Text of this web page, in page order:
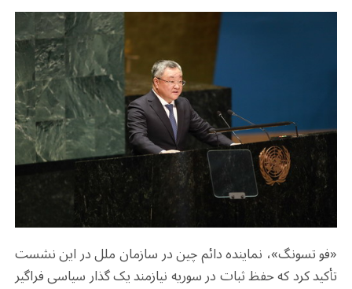
«فو تسونگ»، نماینده دائم چین در سازمان ملل در این نشست
تأکید کرد که حفظ ثبات در سوریه نیازمند یک گذار سیاسی فراگیر